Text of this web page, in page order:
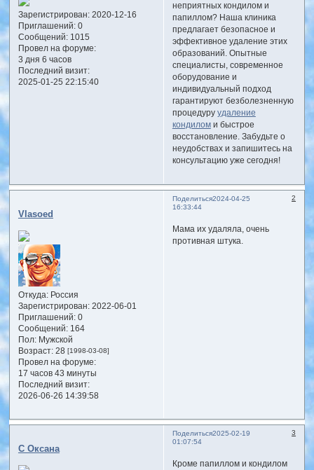
Зарегистрирован: 2020-12-16
Приглашений:0
Сообщений:1015
Провел на форуме:
3 дня 6 часов
Последний визит:
2025-01-25 22:15:40
неприятных кондилом и
папиллом? Наша клиника
предлагает безопасное и
эффективное удаление этих
образований. Опытные
специалисты, современное
оборудование и
индивидуальный подход
гарантируют безболезненную
процедуру удаление
кондиломи быстрое
восстановление. Забудьте о
неудобствах и запишитесь на
консультацию уже сегодня!
Поделиться 2
2024-04-25
16:33:44
Vlasoed
Откуда:Россия
Зарегистрирован: 2022-06-01
Приглашений:0
Сообщений:164
Пол:Мужской
Возраст:28 [1998-03-08]
Провел на форуме:
17 часов 43 минуты
Последний визит:
2026-06-26 14:39:58
Мама их удаляла, очень
противная штука.
Поделиться 3
2025-02-19
01:07:54
С Оксана
Кроме папиллом и кондилом